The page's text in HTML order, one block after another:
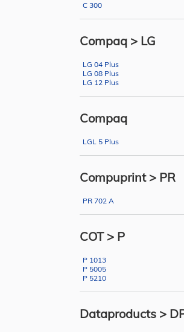
C 300
Compaq > LG
LG 04 Plus
LG 08 Plus
LG 12 Plus
Compaq
LGL 5 Plus
Compuprint > PR
PR 702 A
COT > P
P 1013
P 5005
P 5210
Dataproducts >